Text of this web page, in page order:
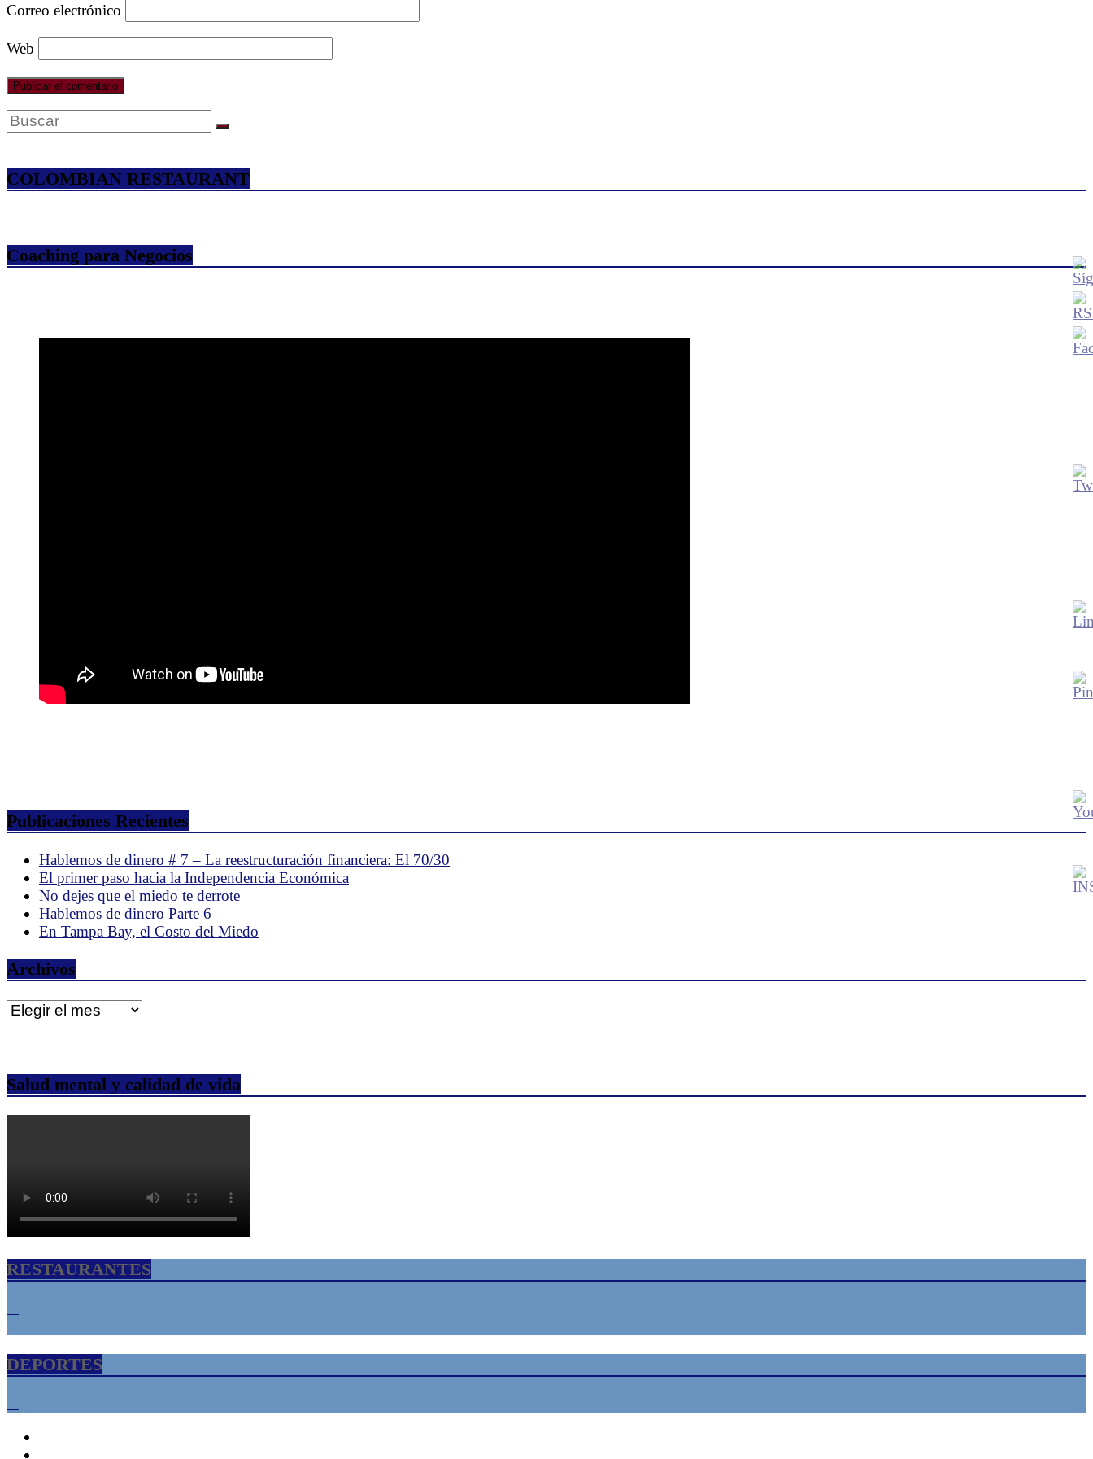
Correo electrónico
Web
COLOMBIAN RESTAURANT
Coaching para Negocios
Publicaciones Recientes
Hablemos de dinero # 7 – La reestructuración financiera: El 70/30
El primer paso hacia la Independencia Económica
No dejes que el miedo te derrote
Hablemos de dinero Parte 6
En Tampa Bay, el Costo del Miedo
Archivos
Archivos
Salud mental y calidad de vida
RESTAURANTES
DEPORTES